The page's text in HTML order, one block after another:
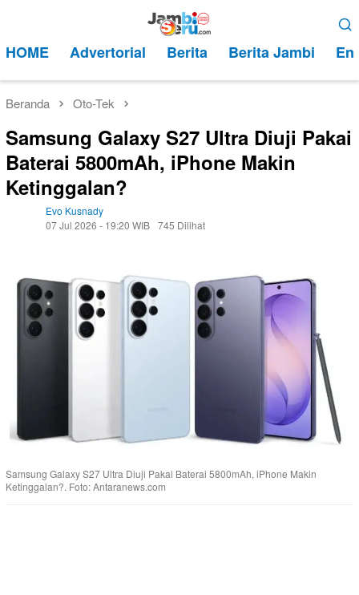
kontenMobile
HOME Advertorial Berita Berita Jambi
Beranda Oto-Tek
Samsung Galaxy S27 Ultra Diuji Pakai
Baterai 5800mAh, iPhone Makin
Ketinggalan?
Evo Kusnady
07 Jul 2026 - 19:20 WIB 745 Dilihat
Samsung Galaxy S27 Ultra Diuji Pakai Baterai 5800mAh, iPhone Makin
Ketinggalan?. Foto: Antaranews.com